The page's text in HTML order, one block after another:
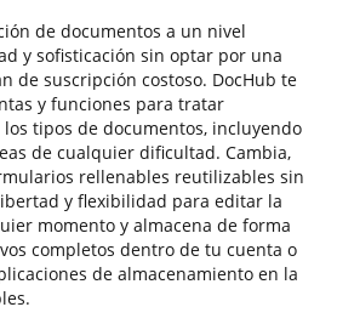
de documentos a un nivel
y sofisticación sin optar por una
de suscripción costoso. DocHub te
y funciones para tratar
tipos de documentos, incluyendo
de cualquier dificultad. Cambia,
rellenables reutilizables sin
y flexibilidad para editar la
momento y almacena de forma
completos dentro de tu cuenta o
de almacenamiento en la